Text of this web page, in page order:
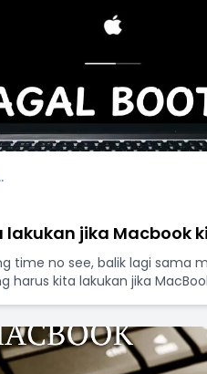
jika Macbook
time no see, balik lagi sama
harus kita lakukan jika